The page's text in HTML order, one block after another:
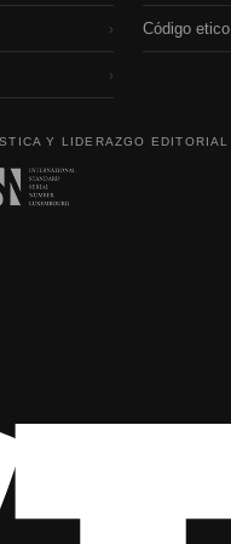
›
›
Código etico
Y LIDERAZGO EDITORIAL